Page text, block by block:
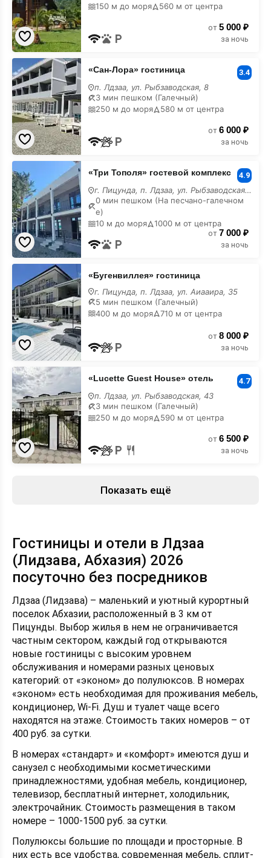
150 м до моря
560 м от центра
от 5 000 ₽
за ночь
«Сан-
Лора»
гостиница
«Сан-Лора» гостиница 3.4
п. Лдзаа, ул. Рыбзаводская, 8
3 мин пешком (Галечный)
250 м до моря
580 м от центра
от 6 000 ₽
за ночь
«Три
Тополя»
гостевой
комплекс
«Три Тополя» гостевой комплекс 4.9
г. Пицунда, п. Лдзаа, ул. Рыбзаводская, 88/А
0 мин пешком (На песчано-галечном
е)
10 м до моря
1000 м от центра
от 7 000 ₽
за ночь
«Бугенвиллея»
гостиница
«Бугенвиллея» гостиница
г. Пицунда, п. Лдзаа, ул. Аиааира, 35
5 мин пешком (Галечный)
400 м до моря
710 м от центра
от 8 000 ₽
за ночь
«Lucette
Guest
House»
отель
«Lucette Guest House» отель 4.7
п. Лдзаа, ул. Рыбзаводская, 43
3 мин пешком (Галечный)
250 м до моря
590 м от центра
от 6 500 ₽
за ночь
Показать ещё
Гостиницы и отели в Лдзаа
(Лидзава, Абхазия) 2026
посуточно без посредников
Лдзаа (Лидзава) – маленький и уютный курортный
поселок Абхазии, расположенный в 3 км от
Пицунды. Выбор жилья в нем не ограничивается
частным сектором, каждый год открываются
новые гостиницы с высоким уровнем
обслуживания и номерами разных ценовых
категорий: от «эконом» до полулюксов. В номерах
«эконом» есть необходимая для проживания мебель,
кондиционер, Wi-Fi. Душ и туалет чаще всего
находятся на этаже. Стоимость таких номеров – от
400 руб. за сутки.
В номерах «стандарт» и «комфорт» имеются душ и
санузел с необходимыми косметическими
принадлежностями, удобная мебель, кондиционер,
телевизор, бесплатный интернет, холодильник,
электрочайник. Стоимость размещения в таком
номере – 1000-1500 руб. за сутки.
Полулюксы большие по площади и просторные. В
них есть все удобства, современная мебель, сплит-